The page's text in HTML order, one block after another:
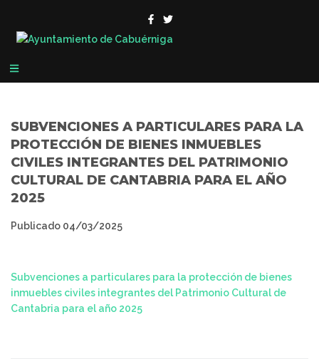
SUBVENCIONES A PARTICULARES PARA LA
PROTECCIÓN DE BIENES INMUEBLES
CIVILES INTEGRANTES DEL PATRIMONIO
CULTURAL DE CANTABRIA PARA EL AÑO
2025
Publicado 04/03/2025
Subvenciones a particulares para la protección de bienes
inmuebles civiles integrantes del Patrimonio Cultural de
Cantabria para el año 2025